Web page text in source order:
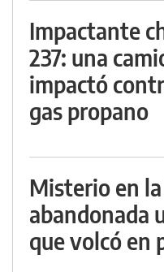
Impactante
237: una
impactó
gas propano
Misterio en
abandonada
que volcó en